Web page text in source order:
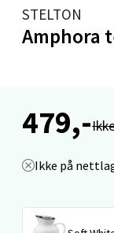
STELTON
Amphora
479,-
Ikke på
Åpent i dag